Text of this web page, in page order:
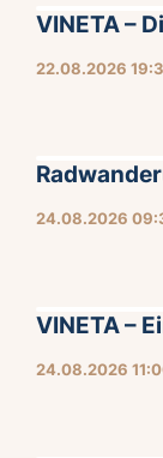
22.08.2026
VINETA –
24.08.2026
24.08.2026
VINETA –